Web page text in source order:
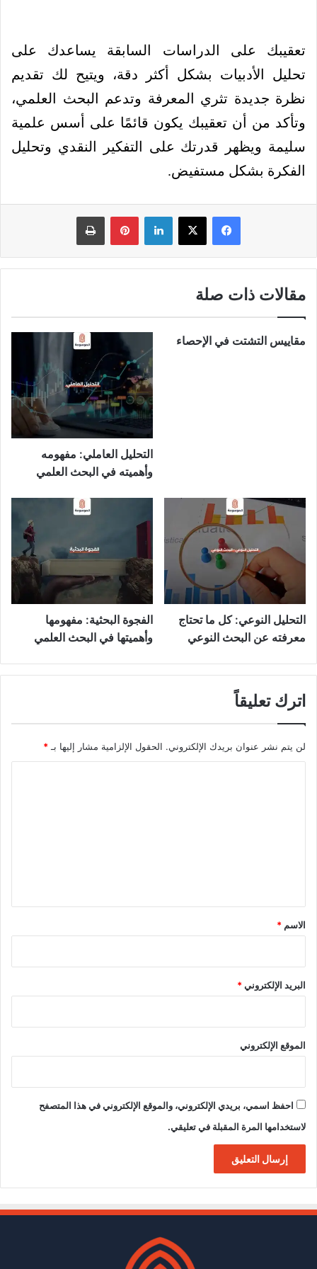
تعقيبك على الدراسات السابقة يساعدك على
تحليل الأدبيات بشكل أكثر دقة، ويتيح لك تقديم
نظرة جديدة تثري المعرفة وتدعم البحث العلمي،
وتأكد من أن تعقيبك يكون قائمًا على أسس علمية
سليمة ويظهر قدرتك على التفكير النقدي وتحليل
الفكرة بشكل مستفيض.
فيسبوك لينكدإن بينتيريست
مقالات ذات صلة
مقاييس التشتت في الإحصاء
التحليل العاملي: مفهومه
وأهميته في البحث العلمي
التحليل النوعي: كل ما تحتاج
معرفته عن البحث النوعي
الفجوة البحثية: مفهومها
وأهميتها في البحث العلمي
اترك تعليقاً
لن يتم نشر عنوان بريدك الإلكتروني. الحقول الإلزامية مشار إليها بـ*
*
الاسم *
البريد الإلكتروني*
الموقع الإلكتروني
احفظ اسمي، بريدي الإلكتروني، والموقع الإلكتروني في هذا المتصفح
لاستخدامها المرة المقبلة في تعليقي.